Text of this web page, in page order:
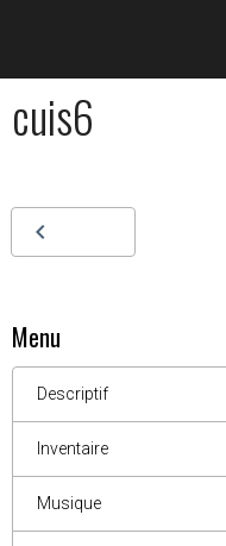
cuis6
Menu
Descriptif
Inventaire
Musique